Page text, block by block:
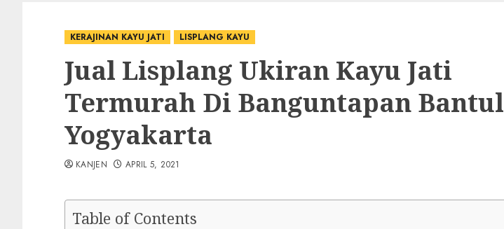
KERAJINAN KAYU JATI LISPLANG KAYU
Jual Lisplang Ukiran Kayu Jati
Termurah Di Banguntapan Bantul
Yogyakarta
KANJEN APRIL 5, 2021
Table of Contents